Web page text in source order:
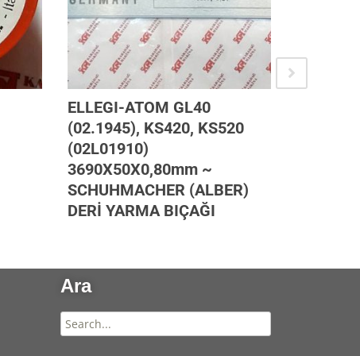
ELLEGI-ATOM GL40
(02.1945), KS420, KS520
(02L01910)
3690X50X0,80mm ~
SCHUHMACHER (ALBER)
DERİ YARMA BIÇAĞI
Ara